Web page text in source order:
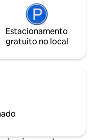
Estacionamento
gratuito no local